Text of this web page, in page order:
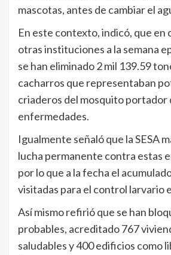
mascotas, antes de cambiar el
En este contexto, indicó, que en
otras instituciones a la semana
se han eliminado 2 mil 139.59
cacharros que representaban
criaderos del mosquito portador
enfermedades.
Igualmente señaló que la SESA
lucha permanente contra estas
por lo que a la fecha el
visitadas para el control larvario
Así mismo refirió que se han
probables, acreditado 767
saludables y 400 edificios como